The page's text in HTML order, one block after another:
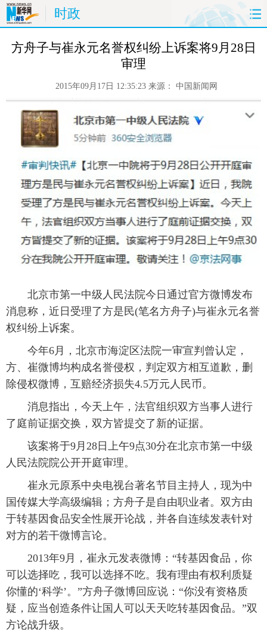
时政
首页 时政 国际 财经
思客
港澳 台湾 华人
科技 能源 房产 公司
图片 视频 彩票 食品
旅游 健康 信息化 数据
金融 公益 军事 无人机
富媒体 摄影 新华广播
新华电视中文 新华电视英文 返回PC
方舟子与崔永元名誉权纠纷上诉案将9月28日
审理
2015年09月17日 12:35:23 来源： 中国新闻网
北京市第一中级人民法院今日通过官方微博发布
消息称，近日受理了方是民(笔名方舟子)与崔永元名誉
权纠纷上诉案。
今年6月，北京市海淀区法院一审宣判曾认定，
方、崔微博均构成名誉侵权，判定双方相互道歉，删
除侵权微博，互赔经济损失4.5万元人民币。
消息指出，今天上午，法官组织双方当事人进行
了庭前证据交换，双方皆提交了新的证据。
该案将于9月28日上午9点30分在北京市第一中级
人民法院院公开开庭审理。
崔永元原系中央电视台著名节目主持人，现为中
国传媒大学高级编辑；方舟子是自由职业者。双方由
于转基因食品安全性展开论战，并各自连续发表针对
对方的若干微博言论。
2013年9月，崔永元发表微博：“转基因食品，你
可以选择吃，我可以选择不吃。我有理由有权利质疑
你懂的‘科学’。”方舟子微博回应说：“你没有资格质
疑，应当创造条件让国人可以天天吃转基因食品。”双
方论战升级。